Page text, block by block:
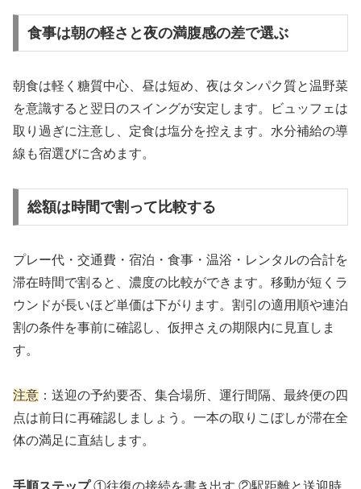
食事は朝の軽さと夜の満腹感の差で選ぶ
朝食は軽く糖質中心、昼は短め、夜はタンパク質と温野菜
を意識すると翌日のスイングが安定します。ビュッフェは
取り過ぎに注意し、定食は塩分を控えます。水分補給の導
線も宿選びに含めます。
総額は時間で割って比較する
プレー代・交通費・宿泊・食事・温浴・レンタルの合計を
滞在時間で割ると、濃度の比較ができます。移動が短くラ
ウンドが長いほど単価は下がります。割引の適用順や連泊
割の条件を事前に確認し、仮押さえの期限内に見直しま
す。
注意 ：送迎の予約要否、集合場所、運行間隔、最終便の四
点は前日に再確認しましょう。一本の取りこぼしが滞在全
体の満足に直結します。